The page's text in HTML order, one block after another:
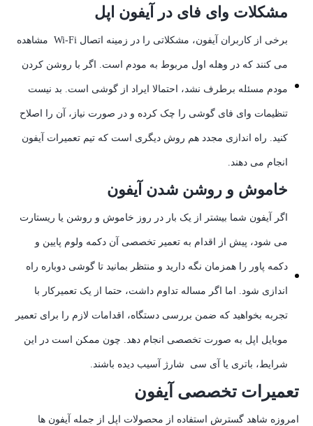
مشکلات وای فای در آیفون اپل
برخی از کاربران آیفون، مشکلاتی را در زمینه اتصال Wi-Fi مشاهده
می کنند که در وهله اول مربوط به مودم است. اگر با روشن کردن
مودم مسئله برطرف نشد، احتمالا ایراد از گوشی است. بد نیست
تنظیمات وای فای گوشی را چک کرده و در صورت نیاز، آن را اصلاح
کنید. راه اندازی مجدد هم روش دیگری است که تیم تعمیرات آیفون
انجام می دهند.
خاموش و روشن شدن آیفون
اگر آیفون شما بیشتر از یک بار در روز خاموش و روشن یا ریستارت
می شود، پیش از اقدام به تعمیر تخصصی آن دکمه ولوم پایین و
دکمه پاور را همزمان نگه دارید و منتظر بمانید تا گوشی دوباره راه
اندازی شود. اما اگر مساله تداوم داشت، حتما از یک تعمیرکار با
تجربه بخواهید که ضمن بررسی دستگاه، اقدامات لازم را برای تعمیر
موبایل اپل به صورت تخصصی انجام دهد. چون ممکن است در این
شرایط، باتری یا آی سی شارژ آسیب دیده باشند.
تعمیرات تخصصی آیفون
امروزه شاهد گسترش استفاده از محصولات اپل از جمله آیفون ها